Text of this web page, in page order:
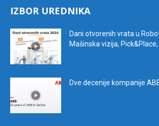
IZBOR UREDNIKA
Dani otvorenih vrata u
Mašinska vizija, Pick&Place,
Dve decenije kompanije